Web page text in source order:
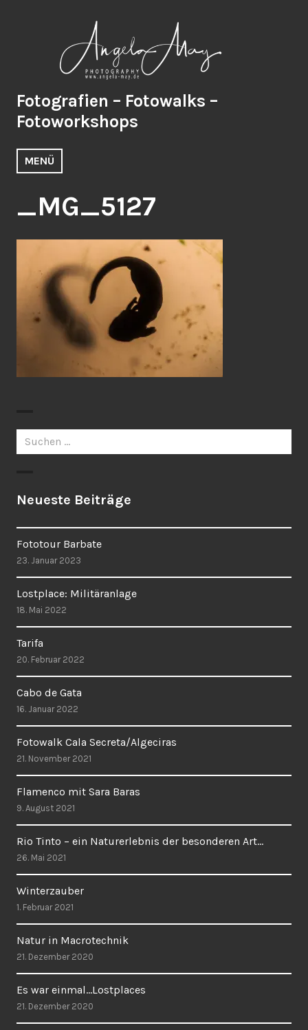
Fotografien – Fotowalks –
Fotoworkshops
MENÜ
_MG_5127
Suchen
nach:
Neueste Beiträge
Fototour Barbate
23. Januar 2023
Lostplace: Militäranlage
18. Mai 2022
Tarifa
20. Februar 2022
Cabo de Gata
16. Januar 2022
Fotowalk Cala Secreta/Algeciras
21. November 2021
Flamenco mit Sara Baras
9. August 2021
Rio Tinto – ein Naturerlebnis der besonderen Art…
26. Mai 2021
Winterzauber
1. Februar 2021
Natur in Macrotechnik
21. Dezember 2020
Es war einmal…Lostplaces
21. Dezember 2020